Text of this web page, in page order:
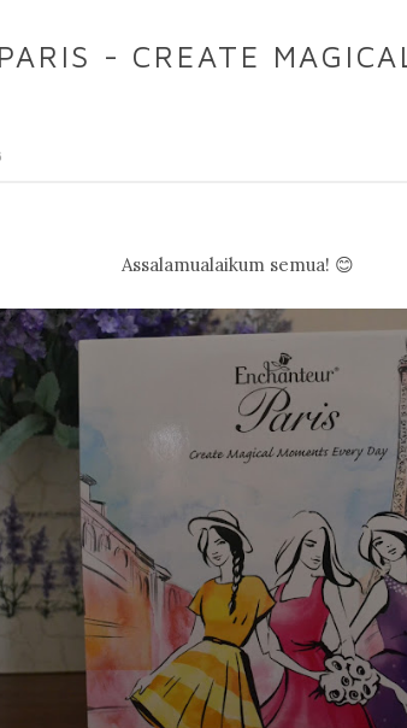
- CREATE
Assalamualaikum semua! 😊